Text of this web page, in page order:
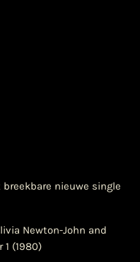
nieuwe single
Newton-John and
(1980)